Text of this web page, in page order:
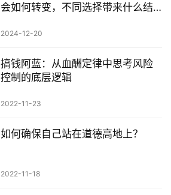
会如何转变，不同选择带来什么结
2024-12-20
搞钱阿蓝：从血酬定律中思考风险
控制的底层逻辑
2022-11-23
如何确保自己站在道德高地上？
2022-11-18